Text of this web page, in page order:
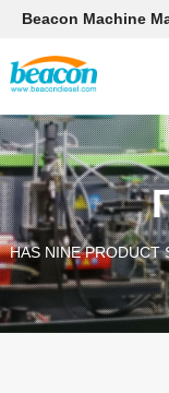
Beacon Machine
HAS NINE PRODUCT